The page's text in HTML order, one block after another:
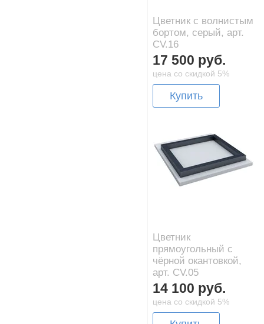
Цветник с волнистым
бортом, серый, арт.
CV.16
17 500 руб.
цена со скидкой 5%
Купить
Цветник
прямоугольный с
чёрной окантовкой,
арт. CV.05
14 100 руб.
цена со скидкой 5%